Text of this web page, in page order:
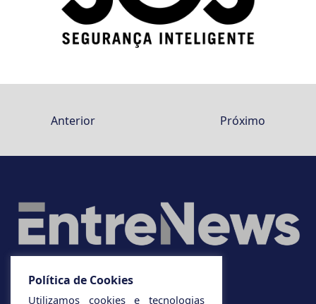
Anterior Próximo
Política de Cookies
Utilizamos cookies e tecnologias